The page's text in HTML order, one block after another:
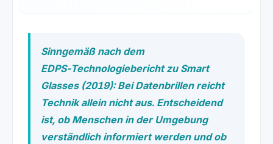
Sinngemäß nach dem
EDPS‑Technologiebericht zu Smart
Glasses (2019): Bei Datenbrillen reicht
Technik allein nicht aus. Entscheidend
ist, ob Menschen in der Umgebung
verständlich informiert werden und ob